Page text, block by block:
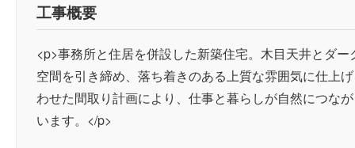
工事概要
<p>事務所と住居を併設した新築住宅。木目天井とダ
空間を引き締め、落ち着きのある上質な雰囲気に仕上
わせた間取り計画により、仕事と暮らしが自然につな
います。</p>